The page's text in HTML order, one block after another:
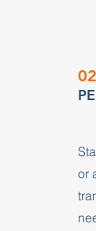
02
or